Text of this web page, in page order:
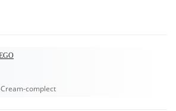
Cream-complect